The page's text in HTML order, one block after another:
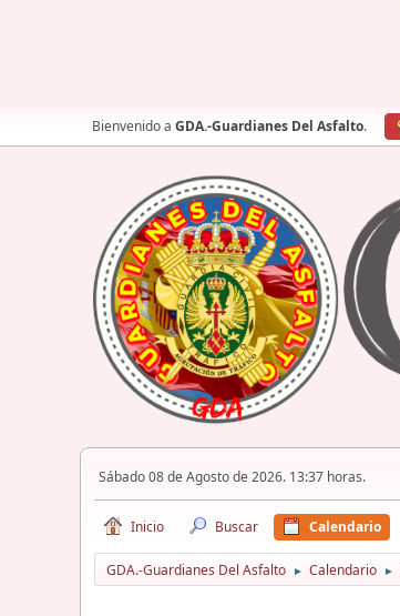
Bienvenido a GDA.-Guardianes Del Asfalto.
Sábado 08 de Agosto de 2026. 13:37 horas.
Inicio Buscar Calendario
GDA.-Guardianes Del Asfalto ► Calendario ►